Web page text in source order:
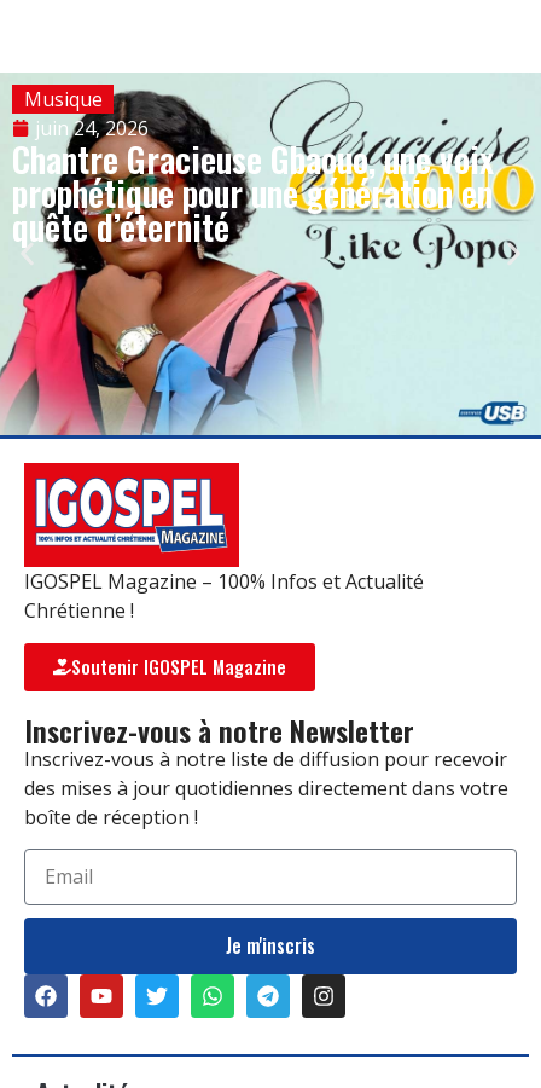
Musique
juin 24, 2026
Chantre Gracieuse Gbaouo, une voix
prophétique pour une génération en
quête d’éternité
IGOSPEL Magazine – 100% Infos et Actualité
Chrétienne !
Soutenir IGOSPEL Magazine
Inscrivez-vous à notre Newsletter
Inscrivez-vous à notre liste de diffusion pour recevoir
des mises à jour quotidiennes directement dans votre
boîte de réception !
Je m'inscris